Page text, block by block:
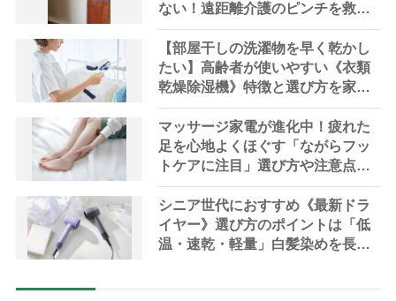
ない！遠距離介護のピンチを救っ
た生活便利グッズ
【部屋干しの洗濯物を早く乾かし
たい】高齢者が使いやすい《衣類
乾燥除湿機》特徴と選び方を家電
の達人が解説「洗濯物が最短90分
で乾く」「移動のしやすさも重視
して」
マッサージ家電が進化中！疲れた
足を心地よくほぐす「ながらフッ
トケアに注目」選び方や注意点を
家電の達人が解説
シニア世代におすすめ《最新ドラ
イヤー》選び方のポイントは「低
温・速乾・軽量」白髪染めを長持